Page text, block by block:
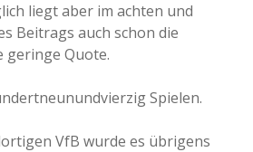
liegt aber im achten und
Beitrags auch schon die
geringe Quote.
Spielen.
VfB wurde es übrigens